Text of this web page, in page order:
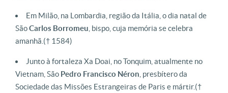
Em Milão, na Lombardia, região da Itália, o dia natal de
SãoCarlos Borromeu , bispo, cuja memória se celebra
amanhã. († 1584)
Junto à fortaleza Xa Doai, no Tonquim, atualmente no
Vietnam, São Pedro Francisco Néron , presbítero da
Sociedade das Missões Estrangeiras de Paris e mártir.(†